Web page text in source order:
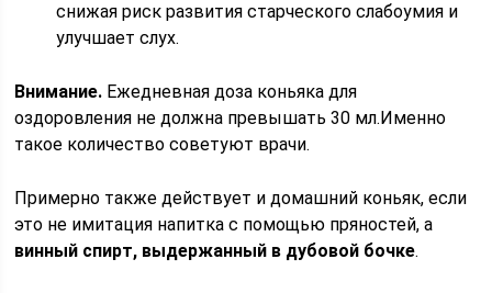
снижая риск развития старческого слабоумия и
улучшает слух.
Внимание. Ежедневная доза коньяка для
оздоровления не должна превышать 30 мл.Именно
такое количество советуют врачи.
Примерно также действует и домашний коньяк, если
это не имитация напитка с помощью пряностей, а
винный спирт, выдержанный в дубовой бочке.